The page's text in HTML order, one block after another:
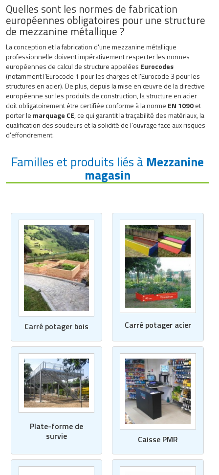
Quelles sont les normes de fabrication
européennes obligatoires pour une structure
de mezzanine métallique ?
La conception et la fabrication d'une mezzanine métallique
professionnelle doivent impérativement respecter les normes
européennes de calcul de structure appelées Eurocodes
(notamment l'Eurocode 1 pour les charges et l'Eurocode 3 pour les
structures en acier). De plus, depuis la mise en œuvre de la directive
européenne sur les produits de construction, la structure en acier
doit obligatoirement être certifiée conforme à la norme EN 1090et
porter le marquage CE, ce qui garantit la traçabilité des matériaux, la
qualification des soudeurs et la solidité de l'ouvrage face aux risques
d'effondrement.
Familles et produits liés à Mezzanine
magasin
Carré potager bois Carré potager acier
Plate-forme de
survie
Caisse PMR